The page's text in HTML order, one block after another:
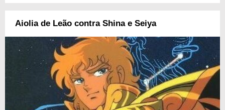
Aiolia de Leão contra Shina e Seiya